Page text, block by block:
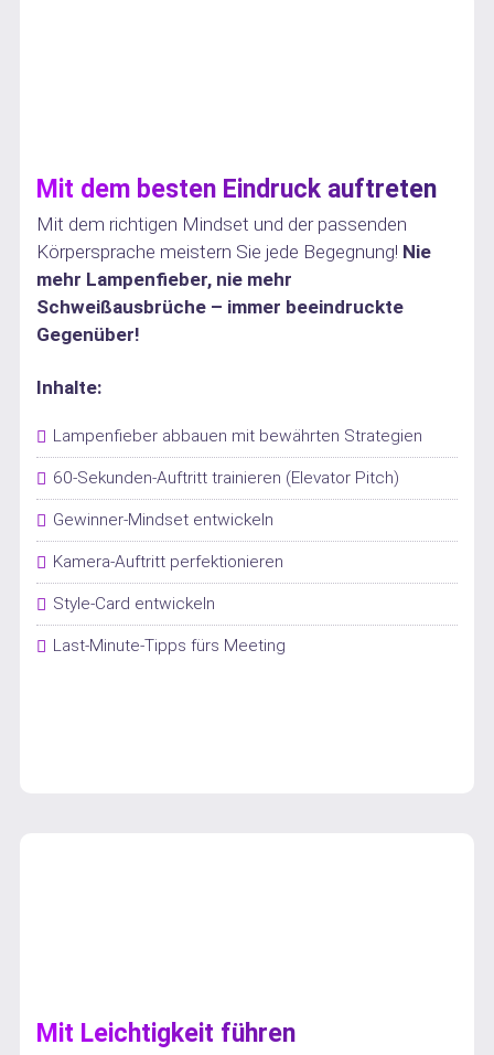
Mit dem besten Eindruck auftreten
Mit dem richtigen Mindset und der passenden
Körpersprache meistern Sie jede Begegnung! Nie
mehr Lampenfieber, nie mehr
Schweißausbrüche – immer beeindruckte
Gegenüber!
Inhalte:
Lampenfieber abbauen mit bewährten Strategien
60-Sekunden-Auftritt trainieren (Elevator Pitch)
Gewinner-Mindset entwickeln
Kamera-Auftritt perfektionieren
Style-Card entwickeln
Last-Minute-Tipps fürs Meeting
Mit Leichtigkeit führen